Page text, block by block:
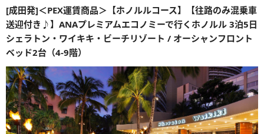
[成田発]＜PEX運賃商品＞【ホノルルコース】【往路のみ混乗車
送迎付き♪】ANAプレミアムエコノミーで行くホノルル 3泊5日
シェラトン・ワイキキ・ビーチリゾート / オーシャンフロント
ベッド2台（4-9階）